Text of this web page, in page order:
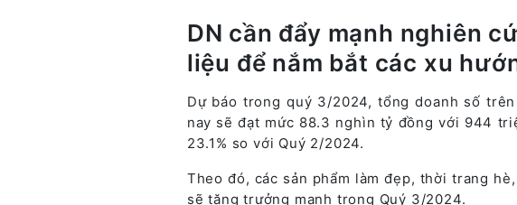
DN cần đẩy mạnh nghiên
liệu để nắm bắt các xu
Dự báo trong quý 3/2024, tổng doanh số
nay sẽ đạt mức 88.3 nghìn tỷ đồng với 944
23.1% so với Quý 2/2024.
Theo đó, các sản phẩm làm đẹp, thời trang
sẽ tăng trưởng mạnh trong Quý 3/2024.